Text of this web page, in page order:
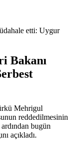
etti: Uygur
Bakanı
Mehrigul
reddedilmesinin
bugün
açıkladı.